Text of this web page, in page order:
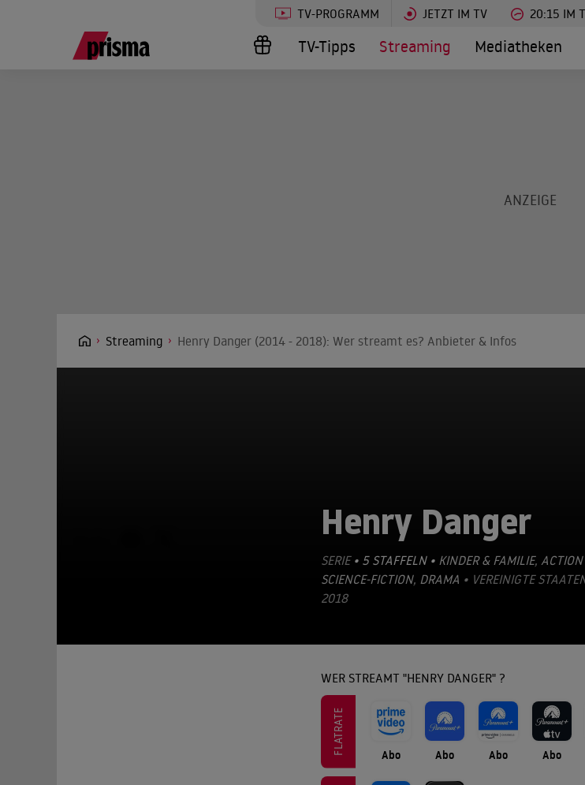
TV-PROGRAMM JETZT IM TV 20:15 IM
TV-Tipps Streaming Mediatheken
Streaming Henry Danger (2014 - 2018): Wer streamt es? Anbieter & Infos
Henry Danger
SERIE • 5 STAFFELN • KINDER & FAMILIE,
SCIENCE-FICTION, DRAMA • VEREINIGTE
2018
WER STREAMT "HENRY DANGER" ?
FLATRATE Abo Abo Abo Abo